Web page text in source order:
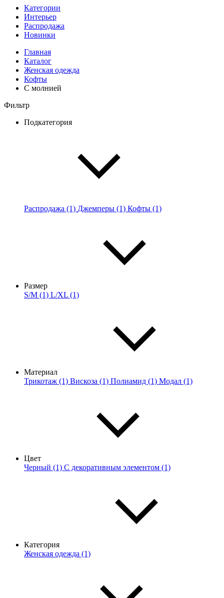
Категории
Интерьер
Распродажа
Новинки
Главная
Каталог
Женская одежда
Кофты
С молнией
Фильтр
Подкатегория
Распродажа (1) Джемперы (1) Кофты (1)
Размер
S/M (1) L/XL (1)
Материал
Трикотаж (1) Вискоза (1) Полиамид (1) Модал (1)
Цвет
Черный (1) С декоративным элементом (1)
Категория
Женская одежда (1)